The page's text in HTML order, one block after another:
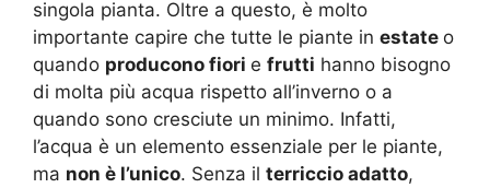
singola pianta. Oltre a questo, è molto
importante capire che tutte le piante in estate o
quando producono fiori e frutti hanno bisogno
di molta più acqua rispetto all’inverno o a
quando sono cresciute un minimo. Infatti,
l’acqua è un elemento essenziale per le piante,
ma non è l’unico. Senza il terriccio adatto,